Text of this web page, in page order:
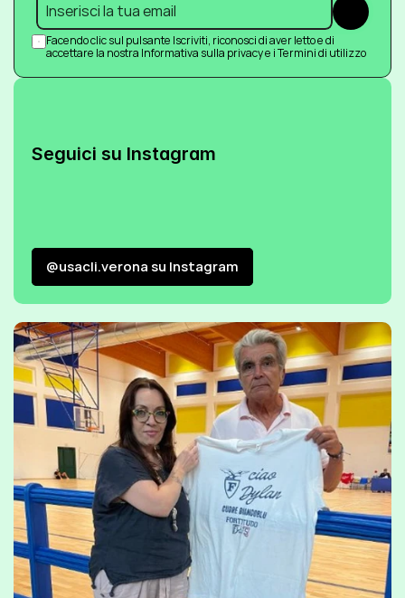
Submit
Facendo clic sul pulsante Iscriviti, riconosci di aver letto e di
accettare la nostra Informativa sulla privacy e i Termini di utilizzo
Seguici su Instagram
@usacli.verona su Instagram
@usacli.verona su Instagram